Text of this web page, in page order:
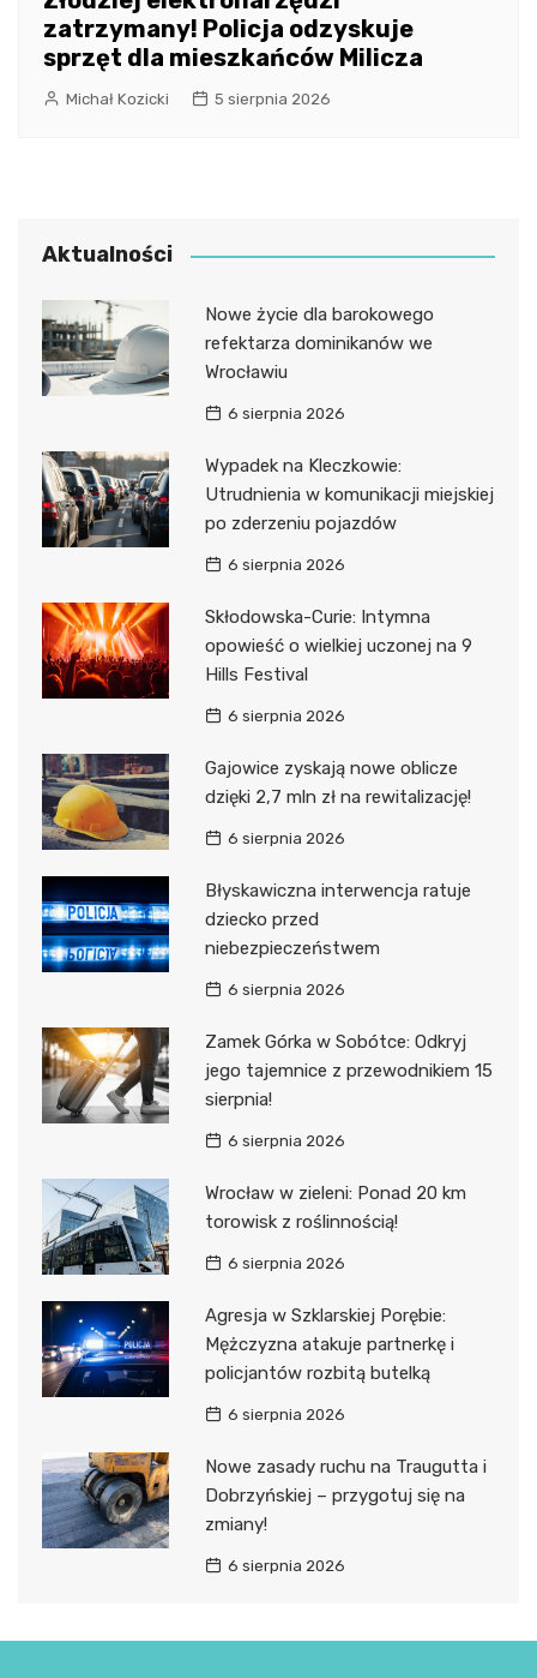
zatrzymany! Policja odzyskuje
sprzęt dla mieszkańców Milicza
Michał Kozicki 5 sierpnia 2026
Aktualności
Nowe życie dla barokowego
refektarza dominikanów we
Wrocławiu
6 sierpnia 2026
Wypadek na Kleczkowie:
Utrudnienia w komunikacji miejskiej
po zderzeniu pojazdów
6 sierpnia 2026
Skłodowska-Curie: Intymna
opowieść o wielkiej uczonej na 9
Hills Festival
6 sierpnia 2026
Gajowice zyskają nowe oblicze
dzięki 2,7 mln zł na rewitalizację!
6 sierpnia 2026
Błyskawiczna interwencja ratuje
dziecko przed
niebezpieczeństwem
6 sierpnia 2026
Zamek Górka w Sobótce: Odkryj
jego tajemnice z przewodnikiem 15
sierpnia!
6 sierpnia 2026
Wrocław w zieleni: Ponad 20 km
torowisk z roślinnością!
6 sierpnia 2026
Agresja w Szklarskiej Porębie:
Mężczyzna atakuje partnerkę i
policjantów rozbitą butelką
6 sierpnia 2026
Nowe zasady ruchu na Traugutta i
Dobrzyńskiej – przygotuj się na
zmiany!
6 sierpnia 2026